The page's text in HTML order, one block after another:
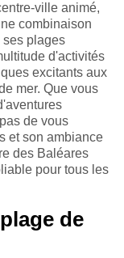
ville animé,
combinaison
ses plages
d'activités
excitants aux
mer. Que vous
de vous
et son ambiance
des Baléares
pour tous les
de